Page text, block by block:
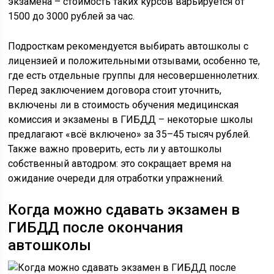
1500 до 3000 рублей за час.
Подросткам рекомендуется выбирать автошколы с
лицензией и положительными отзывами, особенно те,
где есть отдельные группы для несовершеннолетних.
Перед заключением договора стоит уточнить,
включены ли в стоимость обучения медицинская
комиссия и экзамены в ГИБДД – некоторые школы
предлагают «всё включено» за 35–45 тысяч рублей.
Также важно проверить, есть ли у автошколы
собственный автодром: это сокращает время на
ожидание очереди для отработки упражнений.
Когда можно сдавать экзамен в
ГИБДД после окончания
автошколы